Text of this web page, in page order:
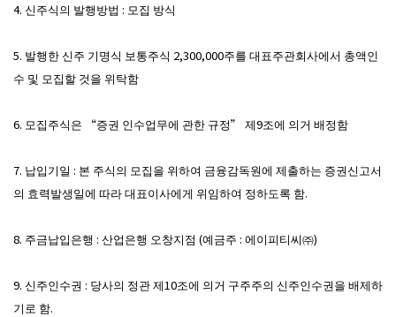
4. 신주식의 발행방법 : 모집 방식
5. 발행한 신주 기명식 보통주식 2,300,000주를 대표주관회사에서 총액인
수 및 모집할 것을 위탁함
6. 모집주식은 “증권 인수업무에 관한 규정” 제9조에 의거 배정함
7. 납입기일 : 본 주식의 모집을 위하여 금융감독원에 제출하는 증권신고서
의 효력발생일에 따라 대표이사에게 위임하여 정하도록 함.
8. 주금납입은행 : 산업은행 오창지점 (예금주 : 에이피티씨㈜)
9. 신주인수권 : 당사의 정관 제10조에 의거 구주주의 신주인수권을 배제하
기로 함.